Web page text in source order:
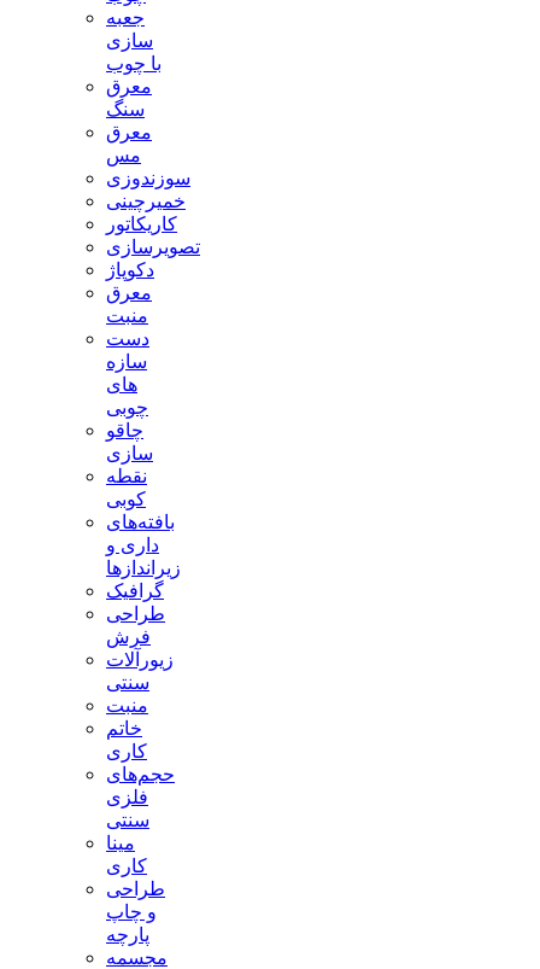
جعبه
سازی
با چوب
معرق
سنگ
معرق
مس
سوزندوزی
خمیرچینی
کاریکاتور
تصویرسازی
دکوپاژ
معرق
منبت
دست
سازه
های
چوبی
چاقو
سازی
نقطه
کوبی
بافته‌های
داری و
زیراندازها
گرافیک
طراحی
فرش
زیورآلات
سنتی
منبت
خاتم
کاری
حجم‌های
فلزی
سنتی
مینا
کاری
طراحی
و چاپ
پارچه
مجسمه